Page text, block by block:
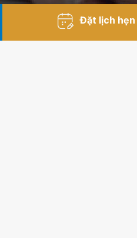
Đặt lịch hẹn